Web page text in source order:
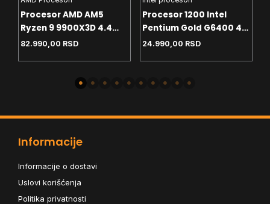
Procesor AMD AM5
Ryzen 9 9900X3D 4.4
GHz Tray
82.990,00 RSD
Procesor 1200 Intel
Pentium Gold G6400 4.0
GHz Tray
24.990,00 RSD
Informacije
Informacije o dostavi
Uslovi korišćenja
Politika privatnosti